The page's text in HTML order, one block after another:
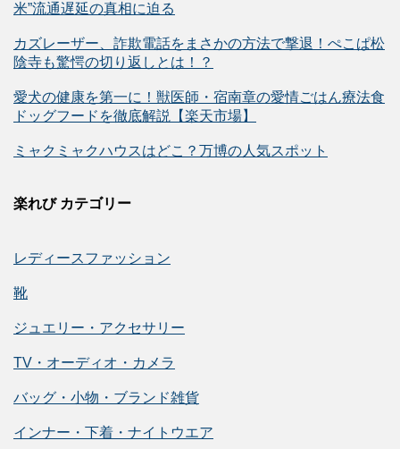
米”流通遅延の真相に迫る
カズレーザー、詐欺電話をまさかの方法で撃退！ぺこぱ松
陰寺も驚愕の切り返しとは！？
愛犬の健康を第一に！獣医師・宿南章の愛情ごはん療法食
ドッグフードを徹底解説【楽天市場】
ミャクミャクハウスはどこ？万博の人気スポット
楽れび カテゴリー
レディースファッション
靴
ジュエリー・アクセサリー
TV・オーディオ・カメラ
バッグ・小物・ブランド雑貨
インナー・下着・ナイトウエア